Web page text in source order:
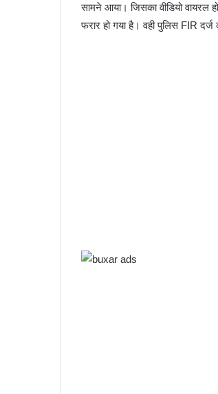
सामने आया। जिसका वीडियो वायरल
फरार हो गया है। वही पुलिस FIR